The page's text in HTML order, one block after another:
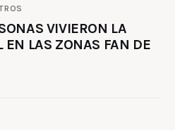
VIVIERON LA
EN LAS ZONAS FAN DE